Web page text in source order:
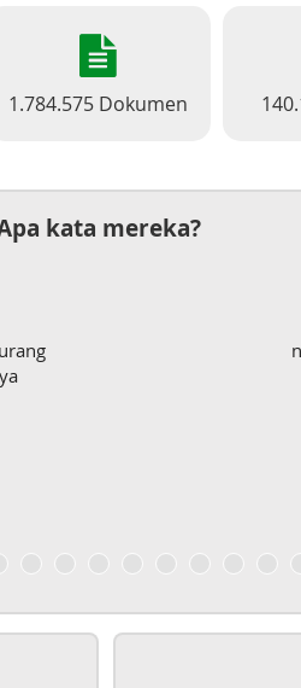
1.784.575 Dokumen
kata mereka?